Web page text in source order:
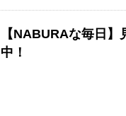
【NABURAな毎日】
中！